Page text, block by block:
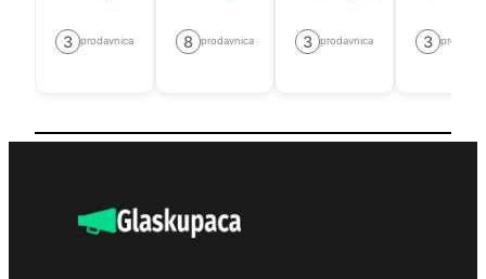
3 prodavnica 8 prodavnica 3 prodavnica 3